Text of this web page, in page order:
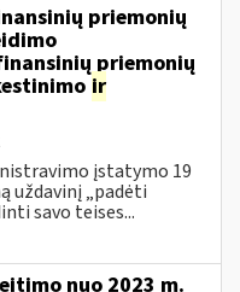
priemonių
priemonių
ir
įstatymo 19
uždavinį „padėti
savo teises...
nuo 2023 m.